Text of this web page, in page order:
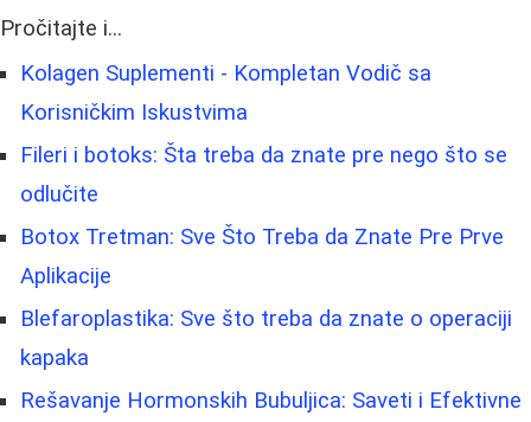
Pročitajte i...
Kolagen Suplementi - Kompletan Vodič sa
Korisničkim Iskustvima
Fileri i botoks: Šta treba da znate pre nego što se
odlučite
Botox Tretman: Sve Što Treba da Znate Pre Prve
Aplikacije
Blefaroplastika: Sve što treba da znate o operaciji
kapaka
Rešavanje Hormonskih Bubuljica: Saveti i Efektivne